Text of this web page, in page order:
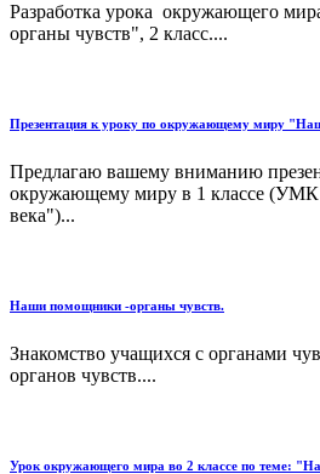
Разработка урока окружающего
органы чувств", 2 класс....
Презентация к уроку по окружающему миру
Предлагаю вашему вниманию
окружающему миру в 1 классе (УМК
века")...
Наши помощники -органы чувств.
Знакомство учащихся с органами
органов чувств....
Урок окружающего мира во 2 классе по теме: